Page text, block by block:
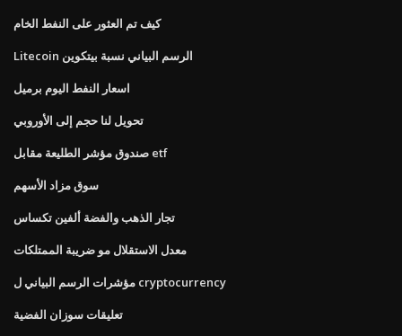
كيف تم العثور على النفط الخام
Litecoin الرسم البياني نسبة بيتكوين
اسعار النفط اليوم برميل
تحويل لنا حجم إلى الأوروبي
صندوق مؤشر الطليعة مقابل etf
سوق مزاد الأسهم
تجار الذهب والفضة ألفين تكساس
معدل الاستقلال مو ضريبة الممتلكات
مؤشرات الرسم البياني ل cryptocurrency
تعليقات سوزان الفضية